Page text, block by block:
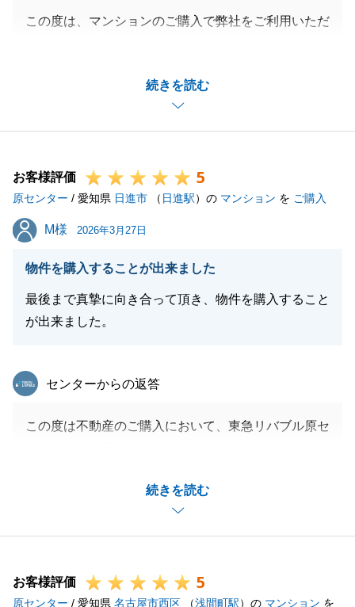
続きを読む
この度は、マンションのご購入で弊社をご利用いただ
A様におかれましては、遠方にお住まいでいらっしゃ
る為、お取引きにつきまして、色々とご協力いただ
無事にお取引きを行うことが出来ました。
これまで不動産のご売却やご購入等を私にご依頼くだ
さり、感謝申しあげます。
これで一段落となるかと思いますが、今後もお困り事
がございましたら、何なりとお申し付けください。
お客様評価 5
原センター / 愛知県 日進市 （ 日進駅）の マンション を ご購入
M様
M様 2026年3月27日
物件を購入することが出来ました
最後まで真摯に向き合って頂き、物件を購入すること
が出来ました。
続きを読む
東急リバブル
センターからの返答
この度は不動産のご購入において、東急リバブル原セ
M様にご満足いただくかたちお力添えが出来たことを
今後も、不動産のことで何かお困りのことがございま
引き続き何卒、よろしくお願い申し上げます。
お客様評価 5
原センター / 愛知県 名古屋市西区 （浅間町駅）の マンション を